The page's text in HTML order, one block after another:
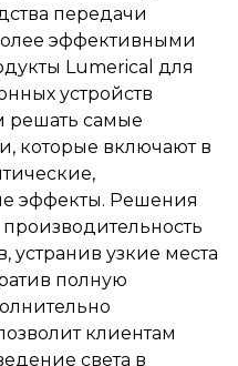
передачи
эффективными
Lumerical для
устройств
решать самые
которые включают в
эффекты. Решения
устранив узкие места
полную
клиентам
света в